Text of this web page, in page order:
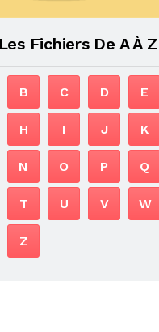
Fichiers De A À Z
B C D E
H I J K
N O P Q
T U V W
Z